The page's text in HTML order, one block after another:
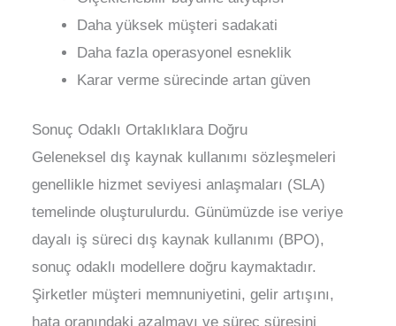
Daha yüksek müşteri sadakati
Daha fazla operasyonel esneklik
Karar verme sürecinde artan güven
Sonuç Odaklı Ortaklıklara Doğru
Geleneksel dış kaynak kullanımı sözleşmeleri
genellikle hizmet seviyesi anlaşmaları (SLA)
temelinde oluşturulurdu. Günümüzde ise veriye
dayalı iş süreci dış kaynak kullanımı (BPO),
sonuç odaklı modellere doğru kaymaktadır.
Şirketler müşteri memnuniyetini, gelir artışını,
hata oranındaki azalmayı ve süreç süresini